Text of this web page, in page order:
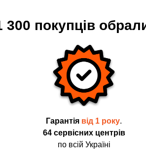
покупців
Гарантія від 1 року.
64 сервісних центрів
по всій Україні